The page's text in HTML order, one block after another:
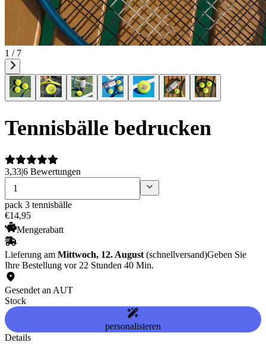
1 / 7
Tennisbälle bedrucken
3,33|6 Bewertungen
pack 3 tennisbälle
€14,95
Mengerabatt
Lieferung am Mittwoch, 12. August (schnellversand)Geben Sie
Ihre Bestellung vor 22 Stunden 40 Min.
Gesendet an AUT
Stock
personalisieren
Details